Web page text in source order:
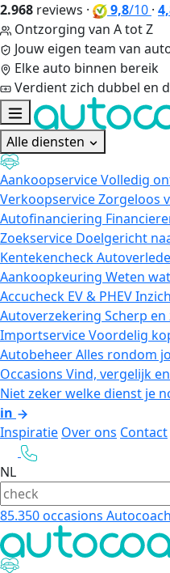
2.968 reviews · 9,8/10 ·
Ontzorging van A tot Z
Jouw eigen team van
Elke auto binnen bereik
Verdient zich dubbel en
Alle diensten
AankoopserviceVolledig
VerkoopserviceZorgeloos
Autofinanciering
Zoekservice Doelgericht
Kentekencheck
Aankoopkeuring Weten
Accucheck EV & PHEV
Autoverzekering Scherp
ImportserviceVoordelig
AutobeheerAlles rondom
Occasions Vind, vergelijk
Niet zeker welke dienst je
in
Inspiratie Over ons Contact
NL
85.350occasions